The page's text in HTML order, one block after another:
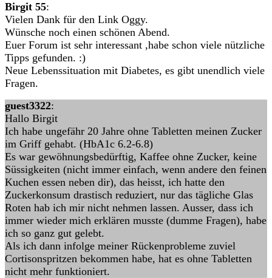
Birgit 55:
Vielen Dank für den Link Oggy.
Wünsche noch einen schönen Abend.
Euer Forum ist sehr interessant ,habe schon viele nützliche
Tipps gefunden. :)
Neue Lebenssituation mit Diabetes, es gibt unendlich viele
Fragen.
guest3322:
Hallo Birgit
Ich habe ungefähr 20 Jahre ohne Tabletten meinen Zucker
im Griff gehabt. (HbA1c 6.2-6.8)
Es war gewöhnungsbedürftig, Kaffee ohne Zucker, keine
Süssigkeiten (nicht immer einfach, wenn andere den feinen
Kuchen essen neben dir), das heisst, ich hatte den
Zuckerkonsum drastisch reduziert, nur das tägliche Glas
Roten hab ich mir nicht nehmen lassen. Ausser, dass ich
immer wieder mich erklären musste (dumme Fragen), habe
ich so ganz gut gelebt.
Als ich dann infolge meiner Rückenprobleme zuviel
Cortisonspritzen bekommen habe, hat es ohne Tabletten
nicht mehr funktioniert.